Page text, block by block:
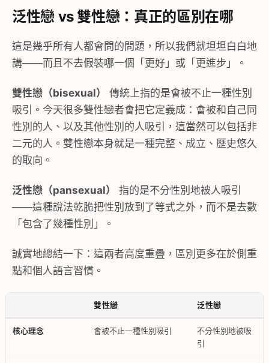
泛性戀 vs 雙性戀：真正的區別在哪
這是幾乎所有人都會問的問題，所以我們就坦坦白白地
講——而且不去假裝哪一個「更好」或「更進步」。
雙性戀（bisexual）
傳統上指的是會被不止一種性別
吸引。今天很多雙性戀者會把它定義成：會被和自己同
性別的人、以及其他性別的人吸引，這當然可以包括非
二元的人。雙性戀本身就是一種完整、成立、歷史悠久
的取向。
泛性戀（pansexual）
指的是不分性別地被人吸引
——這種說法乾脆把性別放到了等式之外，而不是去數
「包含了幾種性別」。
誠實地總結一下：這兩者高度重疊，區別更多在於側重
點和個人語言習慣。
雙性戀 泛性戀
核心理念 會被不止一種性別吸引
不分性別地被吸
引